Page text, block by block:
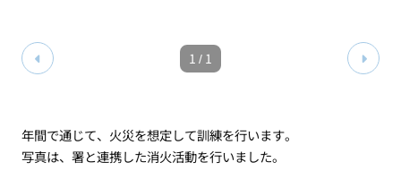
1 / 1
年間で通じて、火災を想定して訓練を行います。
写真は、署と連携した消火活動を行いました。